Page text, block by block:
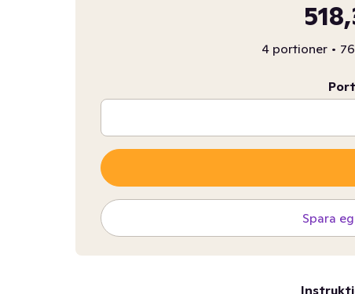
4 portioner •
Spara